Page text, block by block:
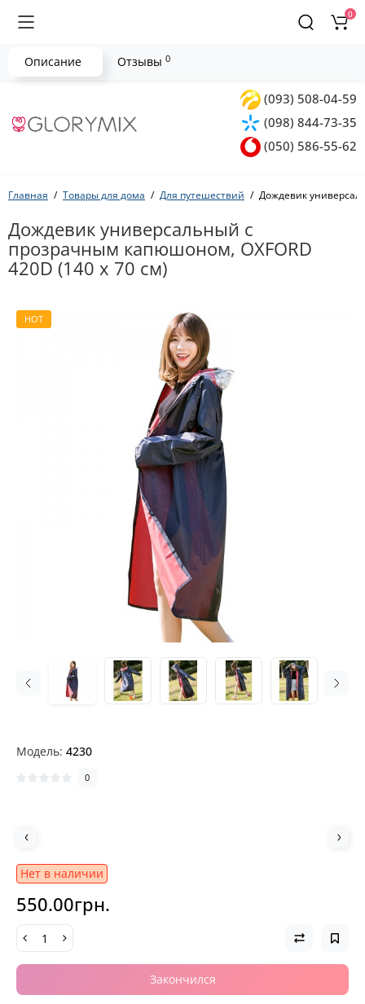
(093) 508-04-59
(098) 844-73-35
(050) 586-55-62
0
Главная Товары для дома Для путешествий Дождевик
Дождевик универсальный с
прозрачным капюшоном, OXFORD
420D (140 х 70 см)
HOT
Модель: 4230
0
Нет в наличии
550.00грн.
Закончился
Описание Отзывы 0